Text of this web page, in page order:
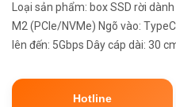
Loại sản phẩm: box SSD rời
M2 (PCIe/NVMe) Ngõ vào:
lên đến: 5Gbps Dây cáp dài: 30
mỏ...
Hotline